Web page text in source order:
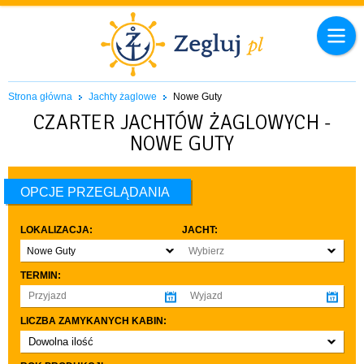
Strona główna Jachty żaglowe Nowe Guty
CZARTER JACHTÓW ŻAGLOWYCH -
NOWE GUTY
OPCJE PRZEGLĄDANIA
LOKALIZACJA:
Nowe Guty
JACHT:
Wybierz
TERMIN:
LICZBA ZAMYKANYCH KABIN:
Dowolna ilość